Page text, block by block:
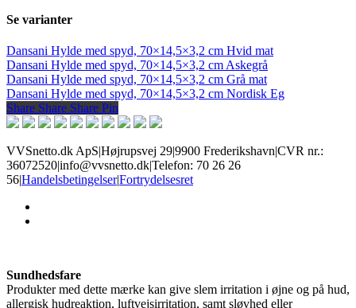
Se varianter
Dansani Hylde med spyd, 70×14,5×3,2 cm Hvid mat
Dansani Hylde med spyd, 70×14,5×3,2 cm Askegrå
Dansani Hylde med spyd, 70×14,5×3,2 cm Grå mat
Dansani Hylde med spyd, 70×14,5×3,2 cm Nordisk Eg
Share
Share Share Share Pin
VVSnetto.dk ApS|Højrupsvej 29|9900 Frederikshavn|CVR nr.:
36072520|info@vvsnetto.dk|Telefon: 70 26 26
56|Handelsbetingelser|Fortrydelsesret
Sundhedsfare
Produkter med dette mærke kan give slem irritation i øjne og på hud,
allergisk hudreaktion, luftvejsirritation, samt sløvhed eller